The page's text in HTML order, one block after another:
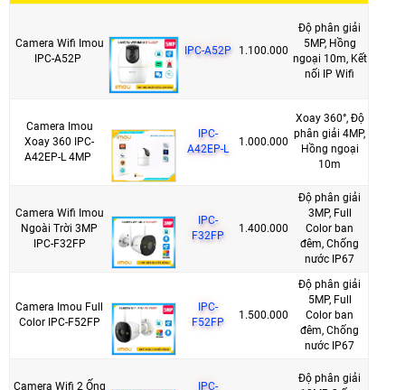
Camera Wifi Imou
IPC-A52P
IPC-A52P 1.100.000
Độ phân giải
5MP, Hồng
ngoại 10m, Kết
nối IP Wifi
Camera Imou
Xoay 360 IPC-
A42EP-L 4MP
IPC-
A42EP-L
1.000.000
Xoay 360°, Độ
phân giải 4MP,
Hồng ngoại
10m
Camera Wifi Imou
Ngoài Trời 3MP
IPC-F32FP
IPC-
F32FP
1.400.000
Độ phân giải
3MP, Full
Color ban
đêm, Chống
nước IP67
Camera Imou Full
Color IPC-F52FP
IPC-
F52FP
1.500.000
Độ phân giải
5MP, Full
Color ban
đêm, Chống
nước IP67
Camera Wifi 2 Ống
IPC-
Độ phân giải